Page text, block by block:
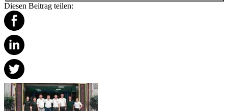
Diesen Beitrag teilen: